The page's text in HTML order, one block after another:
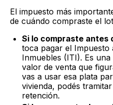
El impuesto más
de cuándo compraste el
Si lo compraste antes
toca pagar el Impuesto
Inmuebles (ITI). Es
valor de venta que
vas a usar esa plata
vivienda, podés
retención.